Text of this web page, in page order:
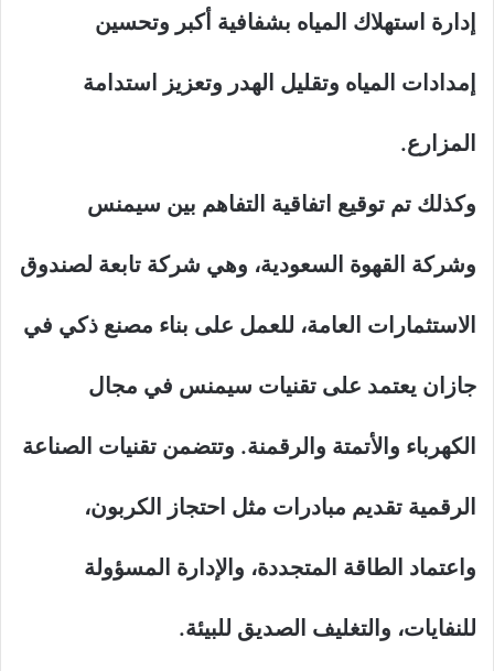
إدارة استهلاك المياه بشفافية أكبر وتحسين
إمدادات المياه وتقليل الهدر وتعزيز استدامة
المزارع.
وكذلك تم توقيع اتفاقية التفاهم بين سيمنس
وشركة القهوة السعودية، وهي شركة تابعة لصندوق
الاستثمارات العامة، للعمل على بناء مصنع ذكي في
جازان يعتمد على تقنيات سيمنس في مجال
الكهرباء والأتمتة والرقمنة. وتتضمن تقنيات الصناعة
الرقمية تقديم مبادرات مثل احتجاز الكربون،
واعتماد الطاقة المتجددة، والإدارة المسؤولة
للنفايات، والتغليف الصديق للبيئة.